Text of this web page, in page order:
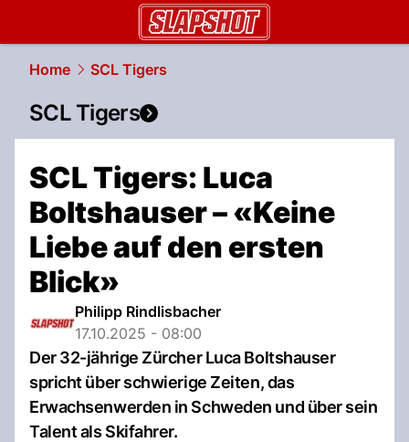
Home SCL Tigers
SCL Tigers
SCL Tigers: Luca
Boltshauser – «Keine
Liebe auf den ersten
Blick»
Philipp Rindlisbacher
17.10.2025 - 08:00
Der 32-jährige Zürcher Luca Boltshauser
spricht über schwierige Zeiten, das
Erwachsenwerden in Schweden und über sein
Talent als Skifahrer.